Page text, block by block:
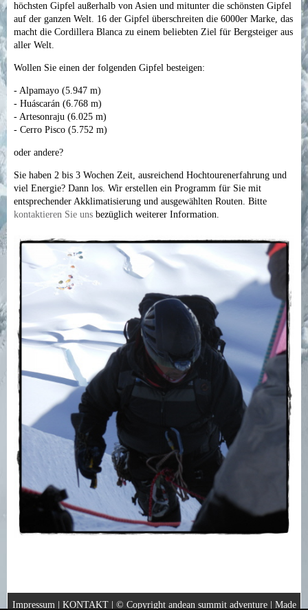
höchsten Gipfel außerhalb von Asien und mitunter die schönsten Gipfel
auf der ganzen Welt. 16 der Gipfel überschreiten die 6000er Marke, das
macht die Cordillera Blanca zu einem beliebten Ziel für Bergsteiger aus
aller Welt.
Wollen Sie einen der folgenden Gipfel besteigen:
- Alpamayo (5.947 m)
- Huáscarán (6.768 m)
- Artesonraju (6.025 m)
- Cerro Pisco (5.752 m)
oder andere?
Sie haben 2 bis 3 Wochen Zeit, ausreichend Hochtourenerfahrung und
viel Energie? Dann los. Wir erstellen ein Programm für Sie mit
entsprechender Akklimatisierung und ausgewählten Routen. Bitte
kontaktieren Sie uns bezüglich weiterer Information.
Impressum| KONTAKT| © Copyright andean summit adventure | Made